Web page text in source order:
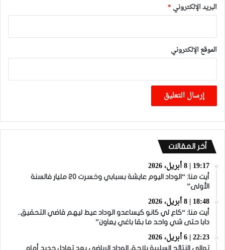
البريد الإلكتروني *
الموقع الإلكتروني
أخر المقالات
19:17 | 8 أبريل، 2026
أيت منا: “الوداد اليوم عايشة بسبابي وخسرت 20 مليار فالسنة
الأولى”
18:48 | 8 أبريل، 2026
أيت منا: “كاع لي كانو كيساعدو الوداد عيط ليهم قاضي التحقيق..
دابا حتى شي واحد ما بقا باغي يعاون”
22:23 | 6 أبريل، 2026
توالي النتائج السلبية يلاحق الوداد الرياضي بعد تعادل جديد أمام